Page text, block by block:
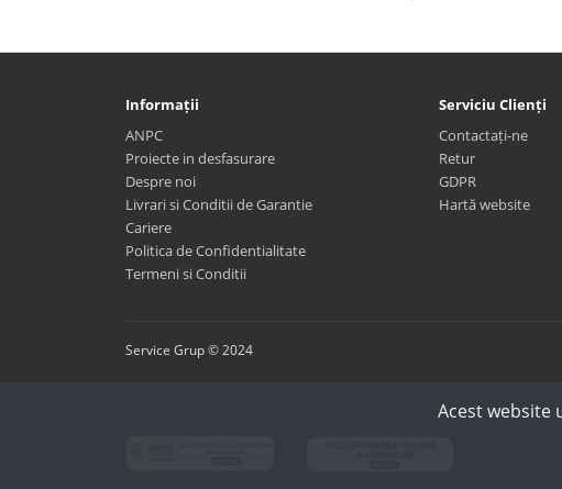
Informații
ANPC
Proiecte in desfasurare
Despre noi
Livrari si Conditii de Garantie
Cariere
Politica de Confidentialitate
Termeni si Conditii
Serviciu Clienți
Contactați-ne
Retur
GDPR
Hartă website
Service Grup © 2024
Acest website